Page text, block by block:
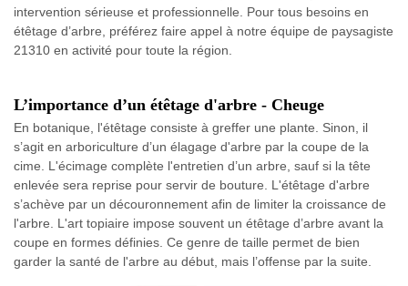
intervention sérieuse et professionnelle. Pour tous besoins en
étêtage d’arbre, préférez faire appel à notre équipe de paysagiste
21310 en activité pour toute la région.
L’importance d’un étêtage d'arbre - Cheuge
En botanique, l'étêtage consiste à greffer une plante. Sinon, il
s’agit en arboriculture d’un élagage d'arbre par la coupe de la
cime. L'écimage complète l'entretien d’un arbre, sauf si la tête
enlevée sera reprise pour servir de bouture. L'étêtage d'arbre
s’achève par un découronnement afin de limiter la croissance de
l'arbre. L'art topiaire impose souvent un étêtage d’arbre avant la
coupe en formes définies. Ce genre de taille permet de bien
garder la santé de l'arbre au début, mais l’offense par la suite.